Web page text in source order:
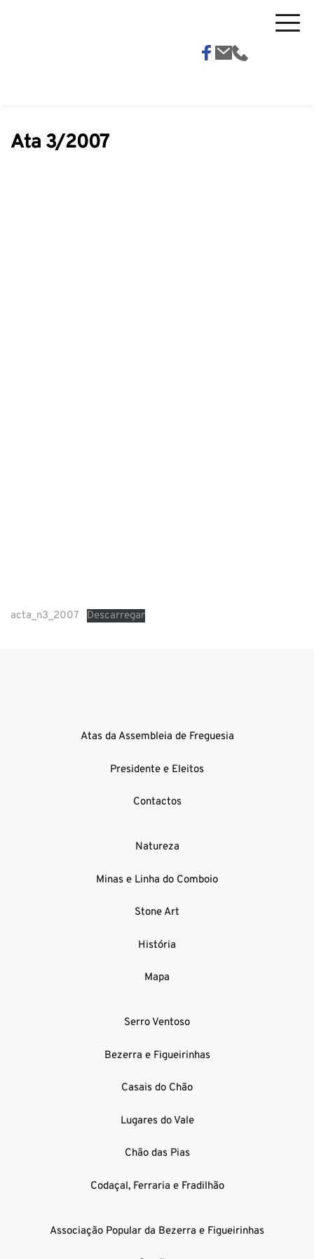
Ata 3/2007
acta_n3_2007 Descarregar
Atas da Assembleia de Freguesia
Presidente e Eleitos
Contactos
Natureza
Minas e Linha do Comboio
Stone Art
História
Mapa
Serro Ventoso
Bezerra e Figueirinhas
Casais do Chão
Lugares do Vale
Chão das Pias
Codaçal, Ferraria e Fradilhão
Associação Popular da Bezerra e Figueirinhas